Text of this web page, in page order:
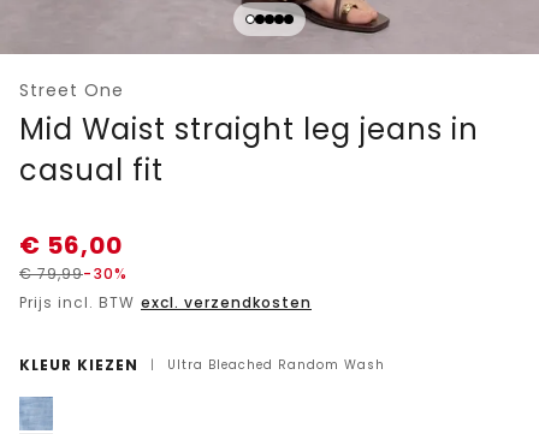
Street One
Mid Waist straight leg jeans in
casual fit
€ 56,00
€79,99-30%
Prijs incl. BTW excl. verzendkosten
KLEUR KIEZEN | Ultra Bleached Random Wash